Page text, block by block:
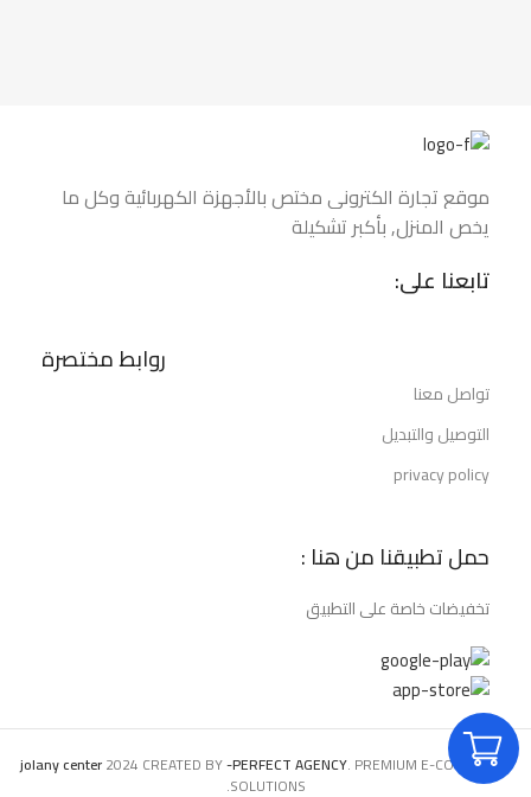
موقع تجارة الكتروني مختص بالأجهزة الكهربائية وكل ما
يخص المنزل, بأكبر تشكيلة
تابعنا على:
روابط مختصرة
تواصل معنا
التوصيل والتبديل
privacy policy
حمل تطبيقنا من هنا :
تخفيضات خاصة على التطبيق
jolany center2024 CREATED BY-PERFECT AGENCY. PREMIUM E-COMMERCE
SOLUTIONS.